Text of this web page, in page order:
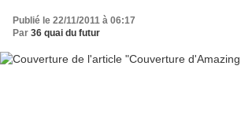
Publié le 22/11/2011 à 06:17
Par 36 quai du futur